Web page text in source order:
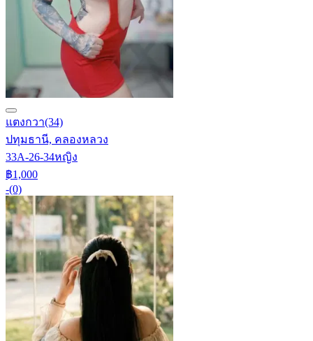
แตงกวา(34)
ปทุมธานี, คลองหลวง
33A-26-34หญิง
฿1,000
-(0)